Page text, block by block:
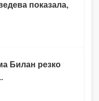
показала,
Билан резко